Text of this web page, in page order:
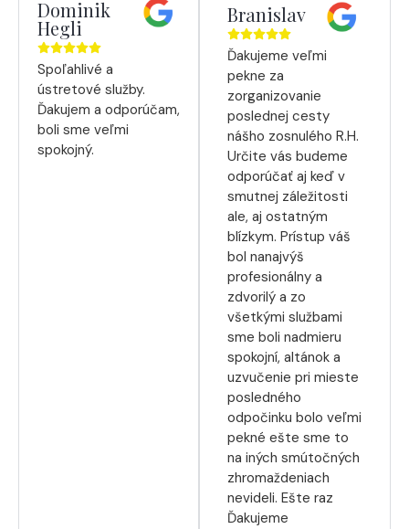
Dominik
Hegli
Spoľahlivé a
ústretové služby.
Ďakujem a odporúčam,
boli sme veľmi
spokojný.
Branislav
Ďakujeme veľmi
pekne za
zorganizovanie
poslednej cesty
nášho zosnulého R.H.
Určite vás budeme
odporúčať aj keď v
smutnej záležitosti
ale, aj ostatným
blízkym. Prístup váš
bol nanajvýš
profesionálny a
zdvorilý a zo
všetkými službami
sme boli nadmieru
spokojní, altánok a
uzvučenie pri mieste
posledného
odpočinku bolo veľmi
pekné ešte sme to
na iných smútočných
zhromaždeniach
nevideli. Ešte raz
Ďakujeme